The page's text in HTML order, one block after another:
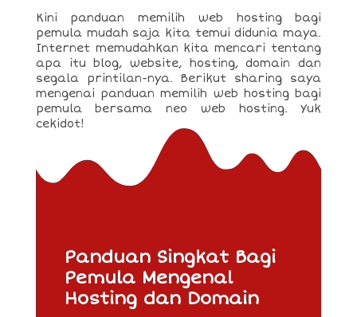
Kini panduan memilih web hosting bagi
pemula mudah saja kita temui didunia maya.
Internet memudahkan kita mencari tentang
apa itu blog, website, hosting, domain dan
segala printilan-nya. Berikut sharing saya
mengenai panduan memilih web hosting bagi
pemula bersama neo web hosting. Yuk
cekidot!
Panduan Singkat Bagi
Pemula Mengenal
Hosting dan Domain